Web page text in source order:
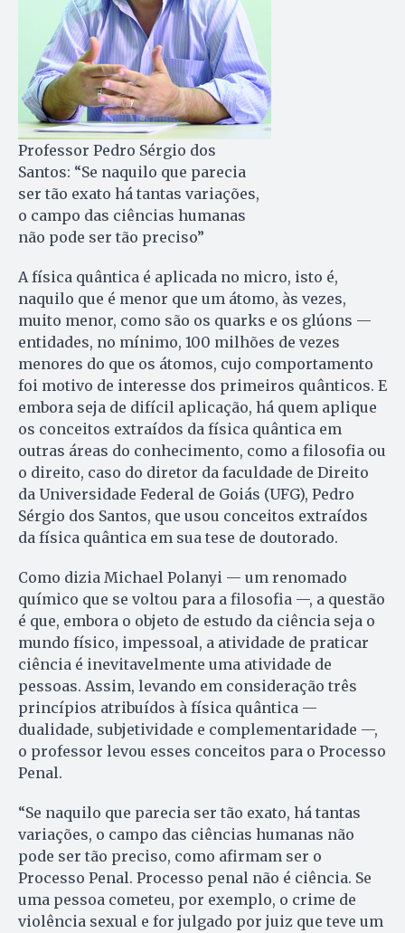
Professor Pedro Sérgio dos
Santos: “Se naquilo que parecia
ser tão exato há tantas variações,
o campo das ciências humanas
não pode ser tão preciso”
A física quântica é aplicada no micro, isto é,
naquilo que é menor que um átomo, às vezes,
muito menor, como são os quarks e os glúons —
entidades, no mínimo, 100 milhões de vezes
menores do que os átomos, cujo comportamento
foi motivo de interesse dos primeiros quânticos. E
embora seja de difícil aplicação, há quem aplique
os conceitos extraídos da física quântica em
outras áreas do conhecimento, como a filosofia ou
o direito, caso do diretor da faculdade de Direito
da Universidade Federal de Goiás (UFG), Pedro
Sérgio dos Santos, que usou conceitos extraídos
da física quântica em sua tese de doutorado.
Como dizia Michael Polanyi — um renomado
químico que se voltou para a filosofia —, a questão
é que, embora o objeto de estudo da ciência seja o
mundo físico, impessoal, a atividade de praticar
ciência é inevitavelmente uma atividade de
pessoas. Assim, levando em consideração três
princípios atribuídos à física quântica —
dualidade, subjetividade e complementaridade —,
o professor levou esses conceitos para o Processo
Penal.
“Se naquilo que parecia ser tão exato, há tantas
variações, o campo das ciências humanas não
pode ser tão preciso, como afirmam ser o
Processo Penal. Processo penal não é ciência. Se
uma pessoa cometeu, por exemplo, o crime de
violência sexual e for julgado por juiz que teve um